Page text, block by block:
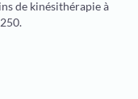
de kinésithérapie à